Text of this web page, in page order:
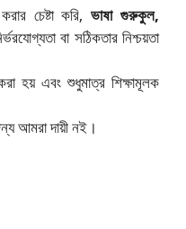
চেষ্টা করি,ভাষা গুরুকুল,
বা সঠিকতার নিশ্চয়তা
হয় এবং শুধুমাত্র শিক্ষামূলক
আমরা দায়ী নই।